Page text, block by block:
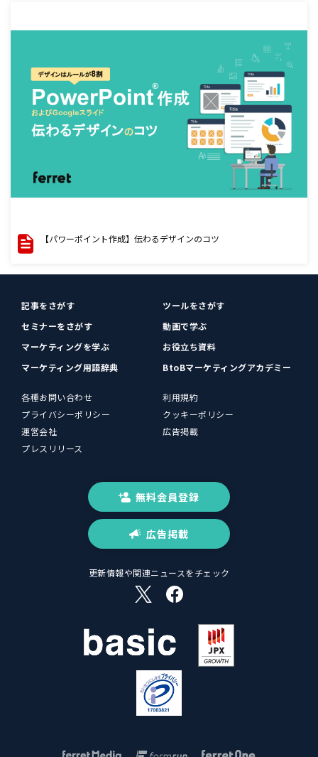
【パワーポイント作成】伝わるデザインのコツ
記事をさがす
ツールをさがす
セミナーをさがす
動画で学ぶ
マーケティングを学ぶ
お役立ち資料
マーケティング用語辞典
BtoBマーケティングアカデミー
各種お問い合わせ
利用規約
プライバシーポリシー
クッキーポリシー
運営会社
広告掲載
プレスリリース
無料会員登録
広告掲載
更新情報や関連ニュースをチェック